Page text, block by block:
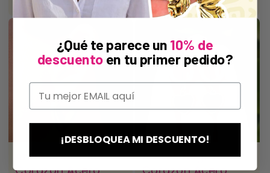
Aretes Dorados
Aretes Negros
¿Qué te parece un 10% de
descuento en tu primer pedido?
¡DESBLOQUEA MI DESCUENTO!